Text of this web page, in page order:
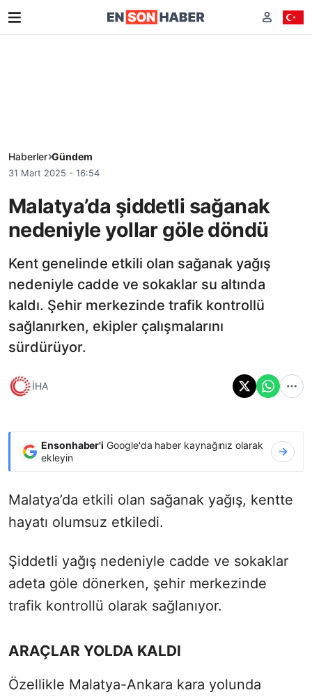
Haberler Gündem
31 Mart 2025 - 16:54
Malatya’da şiddetli sağanak
nedeniyle yollar göle döndü
Kent genelinde etkili olan sağanak yağış
nedeniyle cadde ve sokaklar su altında
kaldı. Şehir merkezinde trafik kontrollü
sağlanırken, ekipler çalışmalarını
sürdürüyor.
İHA
Ensonhaber'i Google'da haber kaynağınız olarak
ekleyin
Malatya’da etkili olan sağanak yağış, kentte
hayatı olumsuz etkiledi.
Şiddetli yağış nedeniyle cadde ve sokaklar
adeta göle dönerken, şehir merkezinde
trafik kontrollü olarak sağlanıyor.
ARAÇLAR YOLDA KALDI
Özellikle Malatya-Ankara kara yolunda